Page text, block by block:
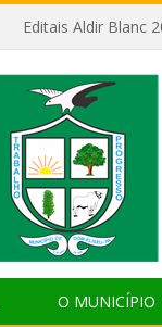
Editais Aldir Blanc
O MUNICÍPIO